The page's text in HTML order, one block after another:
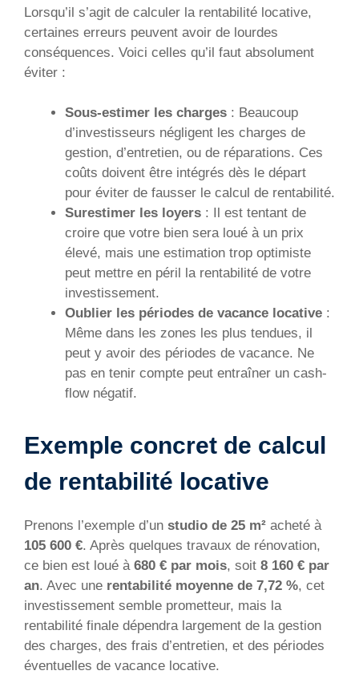
Lorsqu’il s’agit de calculer la rentabilité locative,
certaines erreurs peuvent avoir de lourdes
conséquences. Voici celles qu’il faut absolument
éviter :
Sous-estimer les charges : Beaucoup
d’investisseurs négligent les charges de
gestion, d’entretien, ou de réparations. Ces
coûts doivent être intégrés dès le départ
pour éviter de fausser le calcul de rentabilité.
Surestimer les loyers : Il est tentant de
croire que votre bien sera loué à un prix
élevé, mais une estimation trop optimiste
peut mettre en péril la rentabilité de votre
investissement.
Oublier les périodes de vacance locative :
Même dans les zones les plus tendues, il
peut y avoir des périodes de vacance. Ne
pas en tenir compte peut entraîner un cash-
flow négatif.
Exemple concret de calcul
de rentabilité locative
Prenons l’exemple d’un studio de 25 m² acheté à
105 600 €. Après quelques travaux de rénovation,
ce bien est loué à 680 € par mois, soit 8 160 € par
an. Avec une rentabilité moyenne de 7,72 %, cet
investissement semble prometteur, mais la
rentabilité finale dépendra largement de la gestion
des charges, des frais d’entretien, et des périodes
éventuelles de vacance locative.